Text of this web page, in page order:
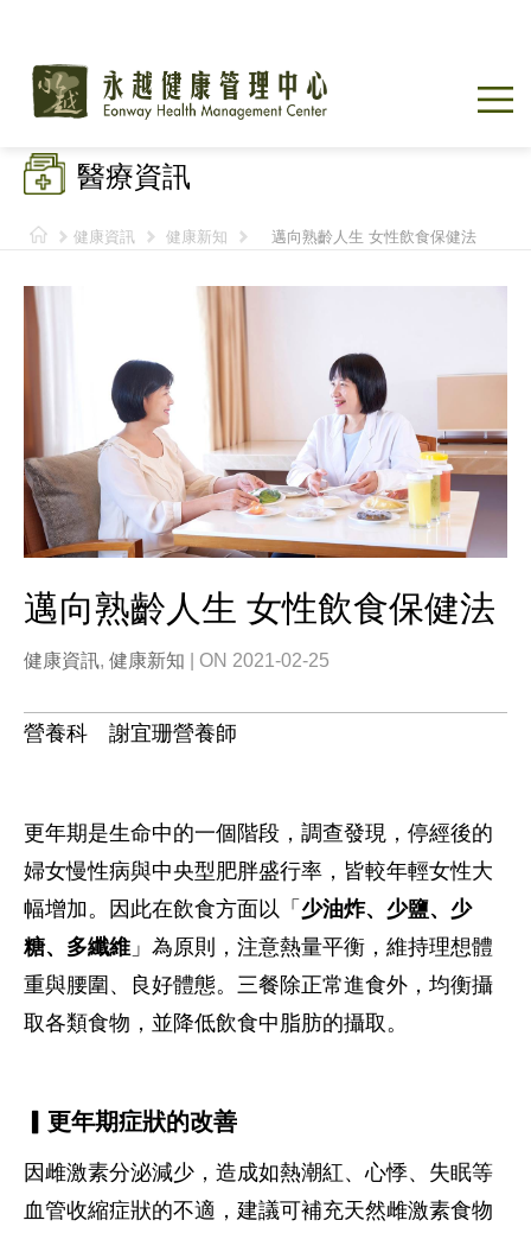
醫療資訊
健康資訊 健康新知 邁向熟齡人生 女性飲食保健法
邁向熟齡人生 女性飲食保健法
健康資訊, 健康新知 | ON 2021-02-25
營養科 謝宜珊營養師
更年期是生命中的一個階段，調查發現，停經後的
婦女慢性病與中央型肥胖盛行率，皆較年輕女性大
幅增加。因此在飲食方面以「 少油炸、少鹽、少
糖、多纖維 」為原則，注意熱量平衡，維持理想體
重與腰圍、良好體態。三餐除正常進食外，均衡攝
取各類食物，並降低飲食中脂肪的攝取。
▎更年期症狀的改善
因雌激素分泌減少，造成如熱潮紅、心悸、失眠等
血管收縮症狀的不適，建議可補充天然雌激素食物